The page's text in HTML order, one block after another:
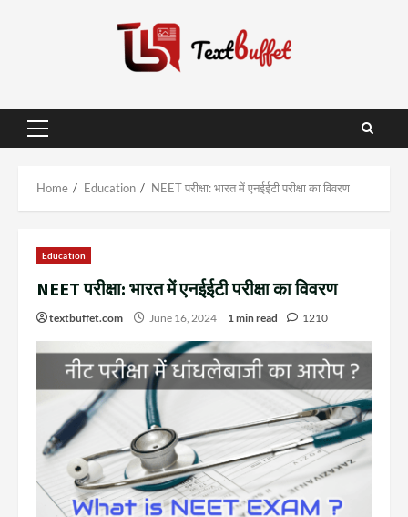
Primary
Home Education NEET परीक्षा: भारत में एनईईटी परीक्षा का विवरण
Education
NEET परीक्षा: भारत में एनईईटी परीक्षा का विवरण
textbuffet.com June 16, 2024 1 min read 1210